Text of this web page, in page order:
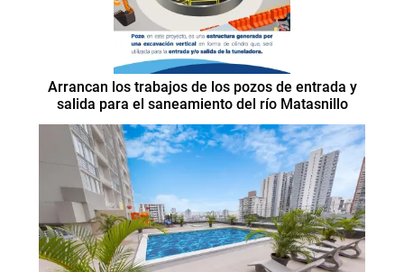
Arrancan los trabajos de los pozos de entrada y
salida para el saneamiento del río Matasnillo